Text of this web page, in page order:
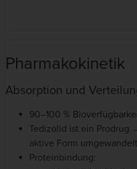
Pharmakokinetik
Absorption und
90–100 %
Tedizolid ist ein Prodrug
aktive Form umgewandelt
Proteinbindung: